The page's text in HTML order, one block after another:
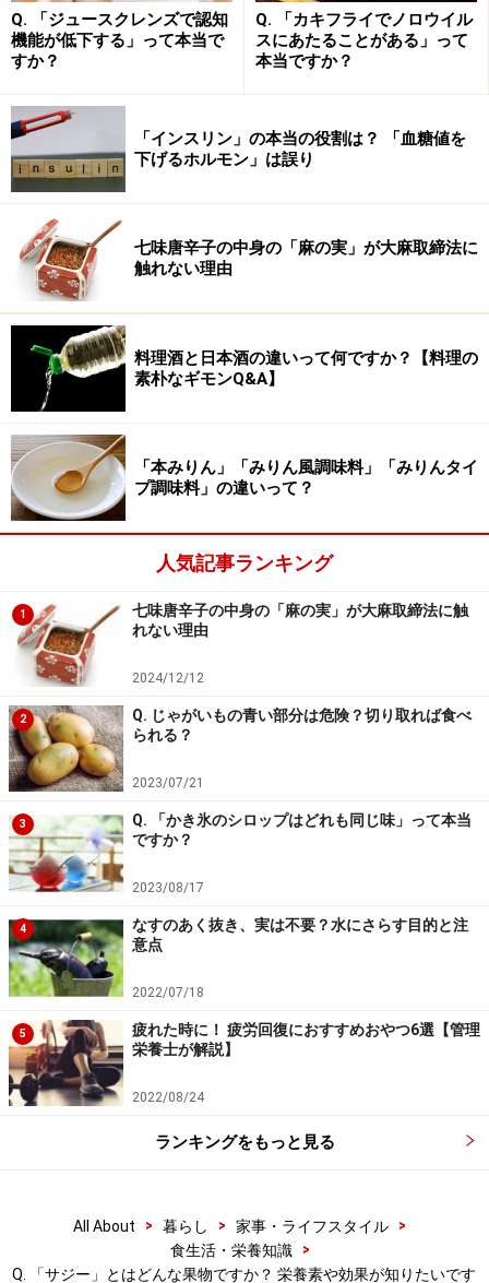
り過ぎは健康によくありませんが、うまく利用すれば健
康によい効果も期待できそうです。妊娠中や授乳中、持
病がある方などは、製品ごとの注意事項も確認の上で、
上手に取り入れてみるのがよいでしょう。
■参考文献
星 幸子、新しい果実シーベリー，実は最古の植物で
す、日本食品科学工学会誌/67 巻 (2020) 8 号、
p.292-297
永柄真澄ら、産学連携の事例紹介：サジー飲料摂取
による貧血症状の改善、近畿大学産業理工学部かや
のもり 31（2020）p.10-12
※記事内容は執筆時点のものです。最新の内容をご確認くださ
い。
Q. 「ジュースクレンズで認知
機能が低下する」って本当で
すか？
Q. 「カキフライでノロウイル
スにあたることがある」って
本当ですか？
「インスリン」の本当の役割は？ 「血糖値を
下げるホルモン」は誤り
七味唐辛子の中身の「麻の実」が大麻取締法に
触れない理由
料理酒と日本酒の違いって何ですか？【料理の
素朴なギモンQ&A】
「本みりん」「みりん風調味料」「みりんタイ
プ調味料」の違いって？
人気記事ランキング
1
七味唐辛子の中身の「麻の実」が大麻取締法に触
れない理由
2024/12/12
2
Q. じゃがいもの青い部分は危険？切り取れば食べ
られる？
2023/07/21
3
Q. 「かき氷のシロップはどれも同じ味」って本当
ですか？
2023/08/17
4
なすのあく抜き、実は不要？水にさらす目的と注
意点
2022/07/18
5
疲れた時に！ 疲労回復におすすめおやつ6選【管理
栄養士が解説】
2022/08/24
ランキングをもっと見る
All About > 暮らし > 家事・ライフスタイル
>
食生活・栄養知識
>
Q. 「サジー」とはどんな果物ですか？ 栄養素や効果が知りたいです